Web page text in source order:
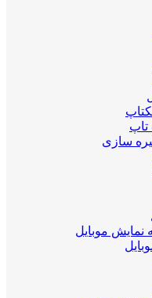
سازی
موبایل